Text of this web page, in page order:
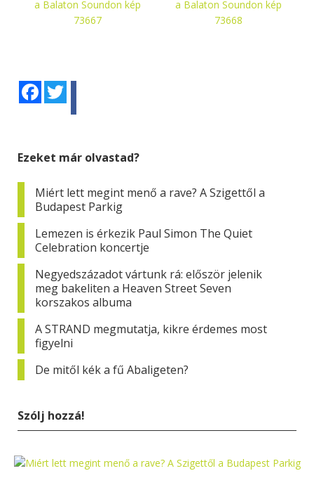
Facebook
Ezeket már olvastad?
Miért lett megint menő a rave? A Szigettől a
Budapest Parkig
Lemezen is érkezik Paul Simon The Quiet
Celebration koncertje
Negyedszázadot vártunk rá: először jelenik
meg bakeliten a Heaven Street Seven
korszakos albuma
A STRAND megmutatja, kikre érdemes most
figyelni
De mitől kék a fű Abaligeten?
Szólj hozzá!